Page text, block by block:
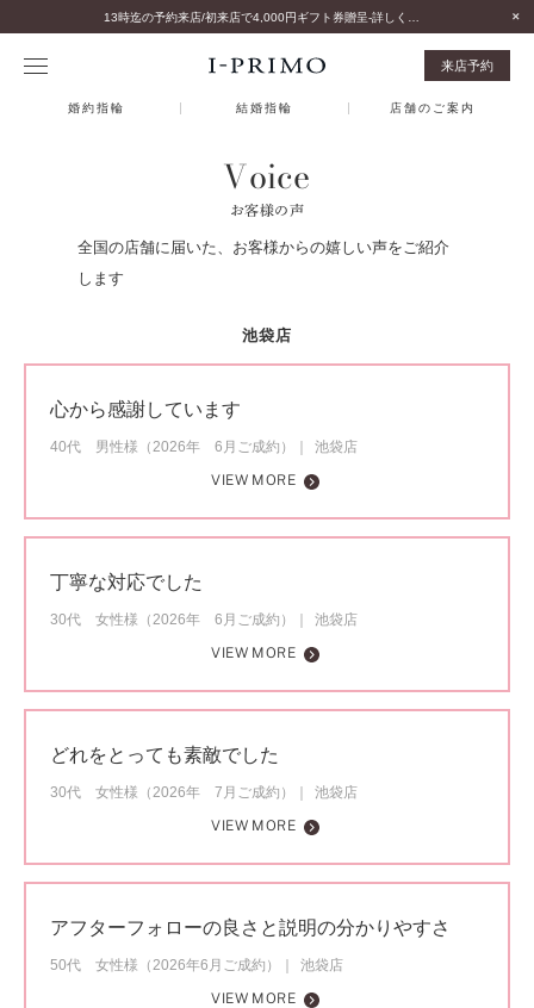
来店予約
婚約指輪 結婚指輪 店舗のご案内
Voice
お客様の声
全国の店舗に届いた、お客様からの嬉しい声をご紹介
します
池袋店
心から感謝しています
40代 男性様（2026年 6月ご成約）
池袋店
VIEW MORE
丁寧な対応でした
30代 女性様（2026年 6月ご成約）
池袋店
VIEW MORE
どれをとっても素敵でした
30代 女性様（2026年 7月ご成約）
池袋店
VIEW MORE
アフターフォローの良さと説明の分かりやすさ
50代 女性様（2026年6月ご成約）
池袋店
VIEW MORE